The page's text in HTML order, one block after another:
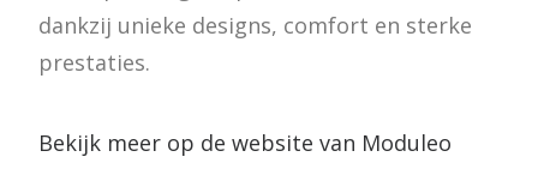
dankzij unieke designs, comfort en sterke
prestaties.
Bekijk meer op de website van Moduleo